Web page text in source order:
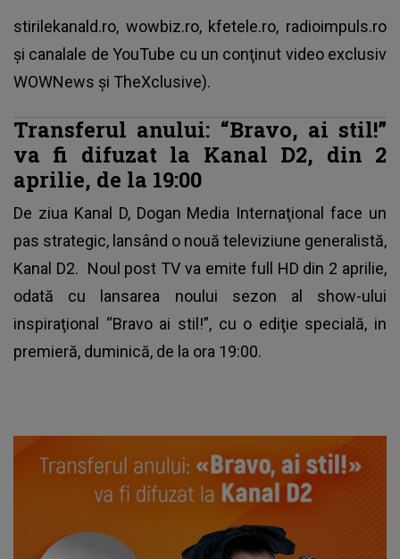
stirilekanald.ro, wowbiz.ro, kfetele.ro, radioimpuls.ro
şi canalale de YouTube cu un conţinut video exclusiv
WOWNews şi TheXclusive).
Transferul anului: “Bravo, ai stil!”
va fi difuzat la Kanal D2, din 2
aprilie, de la 19:00
De ziua Kanal D, Dogan Media Internaţional face un
pas strategic, lansând o nouă televiziune generalistă,
Kanal D2. Noul post TV va emite full HD din 2 aprilie,
odată cu lansarea noului sezon al show-ului
inspiraţional “Bravo ai stil!”, cu o ediţie specială, in
premieră, duminică, de la ora 19:00.